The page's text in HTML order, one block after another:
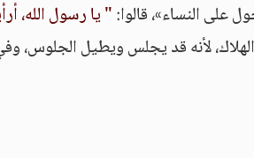
على النساء»، قالوا:" يا رسول الله،
لأنه قد يجلس ويطيل الجلوس،